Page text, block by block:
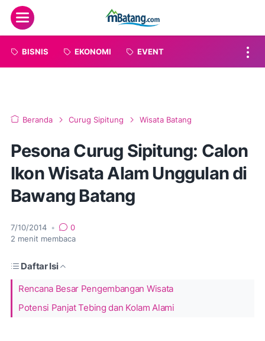
Menu
BISNIS EKONOMI EVENT
Beranda Curug Sipitung Wisata Batang
Pesona Curug Sipitung: Calon
Ikon Wisata Alam Unggulan di
Bawang Batang
7/10/2014 •
0
2 menit membaca
Daftar Isi
Rencana Besar Pengembangan Wisata
Potensi Panjat Tebing dan Kolam Alami